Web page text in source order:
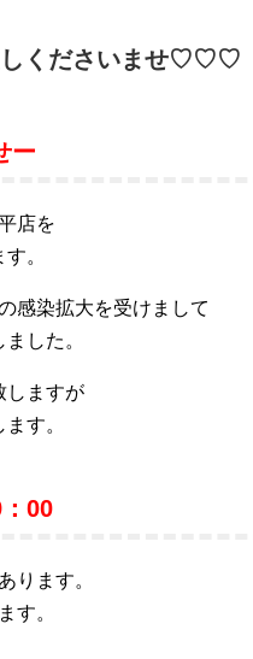
しくださいませ♡♡♡
ー
店を
。
感染拡大を受けまして
した。
しますが
す。
00
ります。
す。